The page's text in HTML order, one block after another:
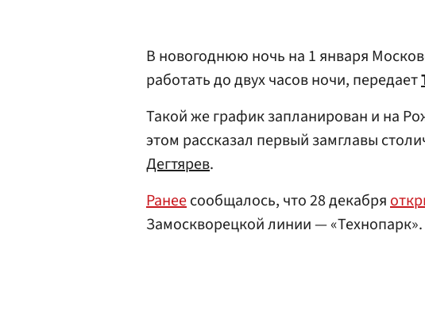
В новогоднюю ночь на 1 января
работать до двух часов ночи, передает
Такой же график запланирован и на
этом рассказал первый замглавы
Дегтярев.
Ранеесообщалось, что 28 декабря
Замоскворецкой линии — «Технопарк».